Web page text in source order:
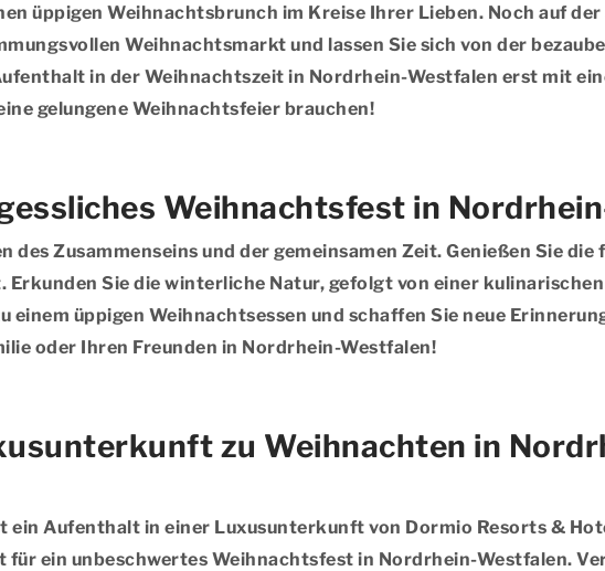
üppigen Weihnachtsbrunch im Kreise Ihrer Lieben. Noch auf
Weihnachtsmarkt und lassen Sie sich von der
in der Weihnachtszeit in Nordrhein-Westfalen erst mit
gelungene Weihnachtsfeier brauchen!
Weihnachtsfest in
des Zusammenseins und der gemeinsamen Zeit. Genießen Sie die
Sie die winterliche Natur, gefolgt von einer
üppigen Weihnachtsessen und schaffen Sie neue
oder Ihren Freunden in Nordrhein-Westfalen!
zu Weihnachten in
Aufenthalt in einer Luxusunterkunft von Dormio Resorts &
ein unbeschwertes Weihnachtsfest in Nordrhein-Westfalen.